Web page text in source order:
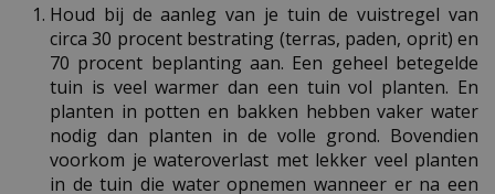
Houd bij de aanleg van je tuin de vuistregel van
circa 30 procent bestrating (terras, paden, oprit) en
70 procent beplanting aan. Een geheel betegelde
tuin is veel warmer dan een tuin vol planten. En
planten in potten en bakken hebben vaker water
nodig dan planten in de volle grond. Bovendien
voorkom je wateroverlast met lekker veel planten
in de tuin die water opnemen wanneer er na een